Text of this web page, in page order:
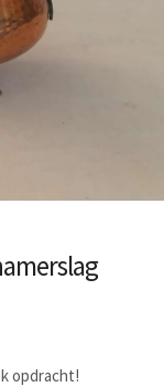
opdracht!